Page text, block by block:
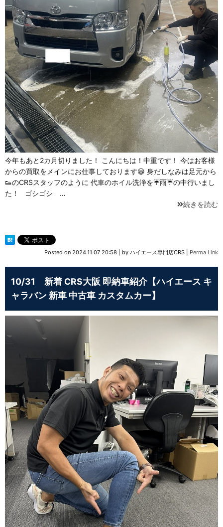
今年もあと2カ月切りました！ こんにちは！中重です！ 今はお客様
からの買取をメインにお仕事しております😀 身だしなみは足元から
👟のCRSスタッフのように 代車のホイル洗浄を☔雨☔の中行いまし
た！ ゴシゴシ …
続きを読む
Posted on 2024.11.07 20:58 by ハイエース専門店CRS Perma Link
10/31 新着 CRS大阪 即納車紹介【ハイエース キ
ャラバン 新車 中古車 カスタムカー】